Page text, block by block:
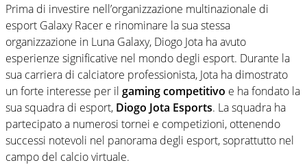
Prima di investire nell’organizzazione multinazionale di
esport Galaxy Racer e rinominare la sua stessa
organizzazione in Luna Galaxy, Diogo Jota ha avuto
esperienze significative nel mondo degli esport. Durante la
sua carriera di calciatore professionista, Jota ha dimostrato
un forte interesse per il gaming competitivo e ha fondato la
sua squadra di esport, Diogo Jota Esports. La squadra ha
partecipato a numerosi tornei e competizioni, ottenendo
successi notevoli nel panorama degli esport, soprattutto nel
campo del calcio virtuale.